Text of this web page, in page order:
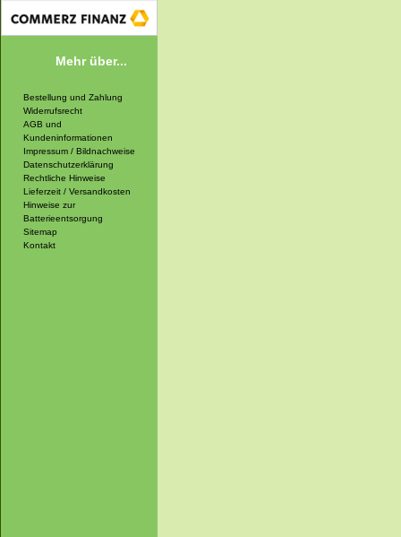
Mehr über...
Bestellung und Zahlung
Widerrufsrecht
AGB und
Kundeninformationen
Impressum / Bildnachweise
Datenschutzerklärung
Rechtliche Hinweise
Lieferzeit / Versandkosten
Hinweise zur
Batterieentsorgung
Sitemap
Kontakt